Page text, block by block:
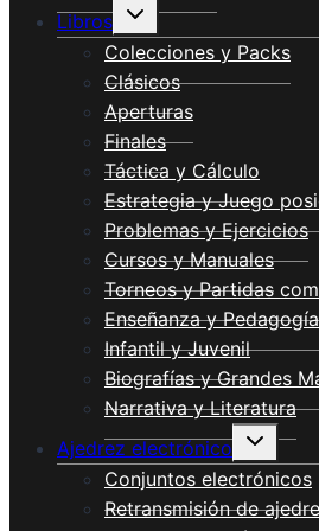
Libros
Alternar
hijo
Colecciones y Packs
Clásicos
Aperturas
Finales
Táctica y Cálculo
Estrategia y Juego
Problemas y Ejercicios
Cursos y Manuales
Torneos y Partidas
Enseñanza y Pedagogía
Infantil y Juvenil
Biografías y Grandes
Narrativa y Literatura
Ajedrez electrónico
Alternar
hijo
Conjuntos electrónicos
Retransmisión de